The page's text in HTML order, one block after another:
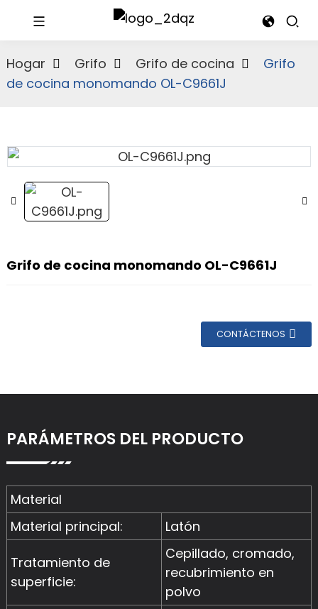
Hogar Grifo Grifo de cocina
Grifo
de cocina monomando OL-C9661J
Grifo de cocina monomando OL-C9661J
CONTÁCTENOS
PARÁMETROS DEL PRODUCTO
Material
Material principal:
Latón
Tratamiento de
superficie:
Cepillado, cromado,
recubrimiento en
polvo